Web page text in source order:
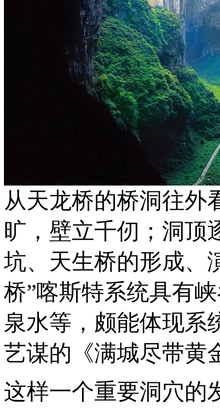
从天龙桥的桥洞往外
旷，壁立千仞；洞顶
坑、天生桥的形成、
桥”喀斯特系统具有
泉水等，颇能体现系
艺谋的《满城尽带黄
这样一个重要洞穴的